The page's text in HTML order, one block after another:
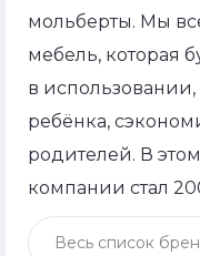
мольберты. Мы
мебель, которая
в
ребёнка,
родителей. В
компании стал
Весь список